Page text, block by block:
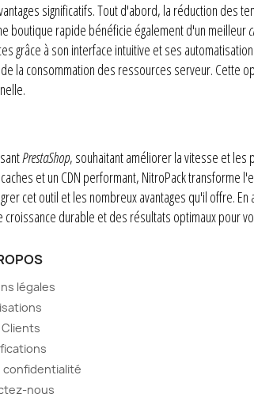
significatifs. Tout d'abord, la réduction des
boutique rapide bénéficie également d'un meilleur
grâce à son interface intuitive et ses
la consommation des ressources serveur. Cette
PrestaShop, souhaitant améliorer la vitesse et les
et un CDN performant, NitroPack transforme
cet outil et les nombreux avantages qu'il offre.
croissance durable et des résultats optimaux pour
légales
Clients
confidentialité
nous